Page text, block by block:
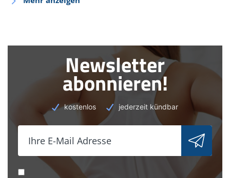
Newsletter
abonnieren!
kostenlos jederzeit kündbar